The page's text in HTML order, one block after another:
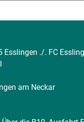
Esslingen ./. FC
am Neckar